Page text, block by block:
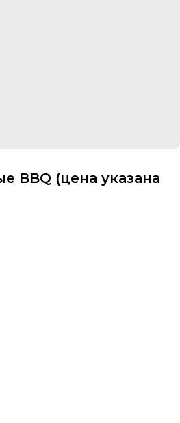
BBQ (цена указана